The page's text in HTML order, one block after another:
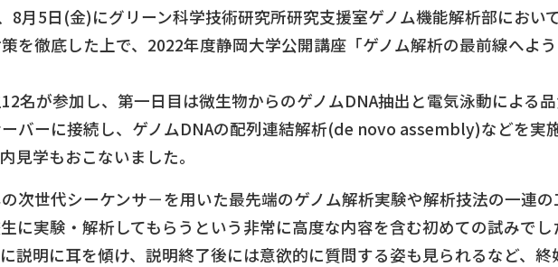
8月5日(金)にグリーン科学技術研究所研究支援室ゲノム機能解析部におい
を徹底した上で、2022年度静岡大学公開講座「ゲノム解析の最前線へよ
名が参加し、第一日目は微生物からのゲノムDNA抽出と電気泳動による
バーに接続し、ゲノムDNAの配列連結解析(de novo assembly)などを実
見学もおこないました。
次世代シーケンサ－を用いた最先端のゲノム解析実験や解析技法の一連
に実験・解析してもらうという非常に高度な内容を含む初めての試みでし
説明に耳を傾け、説明終了後には意欲的に質問する姿も見られるなど、終